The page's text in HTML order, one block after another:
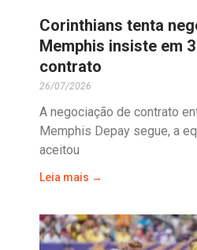
Corinthians tenta
Memphis insiste em
contrato
26/07/2026
A negociação de contrato
Memphis Depay segue, a
aceitou
Leia mais →